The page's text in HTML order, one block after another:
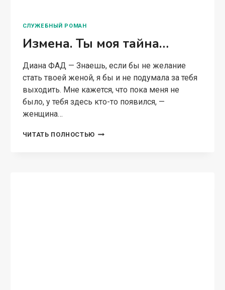
СЛУЖЕБНЫЙ РОМАН
Измена. Ты моя тайна…
Диана ФАД — Знаешь, если бы не желание
стать твоей женой, я бы и не подумала за тебя
выходить. Мне кажется, что пока меня не
было, у тебя здесь кто-то появился, —
женщина…
ЧИТАТЬ ПОЛНОСТЬЮ ИЗМЕНА.